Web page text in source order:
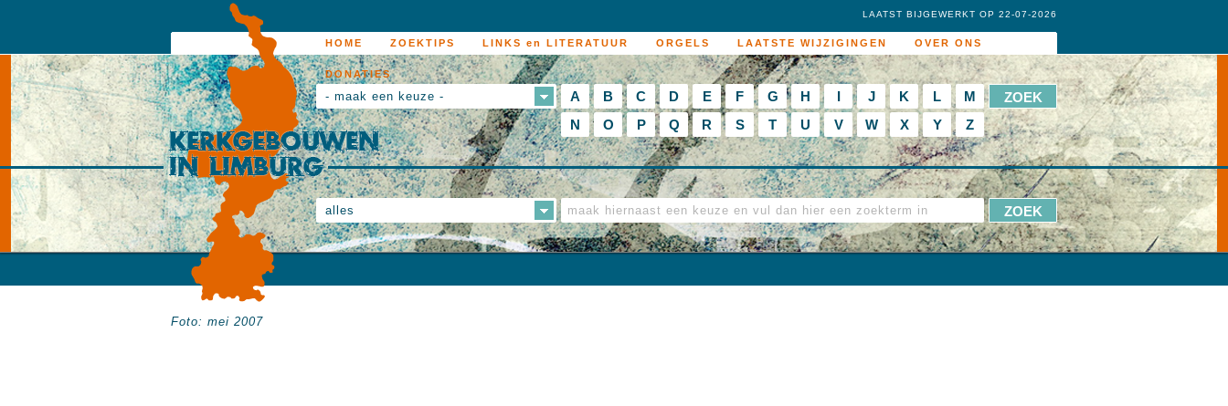
HOME ZOEKTIPS LINKS en LITERATUUR ORGELS LAATSTE WIJZIGINGEN OVER ONS
DONATIES
LAATST BIJGEWERKT OP 22-07-2026
- maak een keuze - A B C D E F G H I J K L
M
N
O P Q R S T U V W X Y Z
alles
Foto: mei 2007